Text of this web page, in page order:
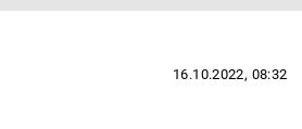
16.10.2022, 08:32